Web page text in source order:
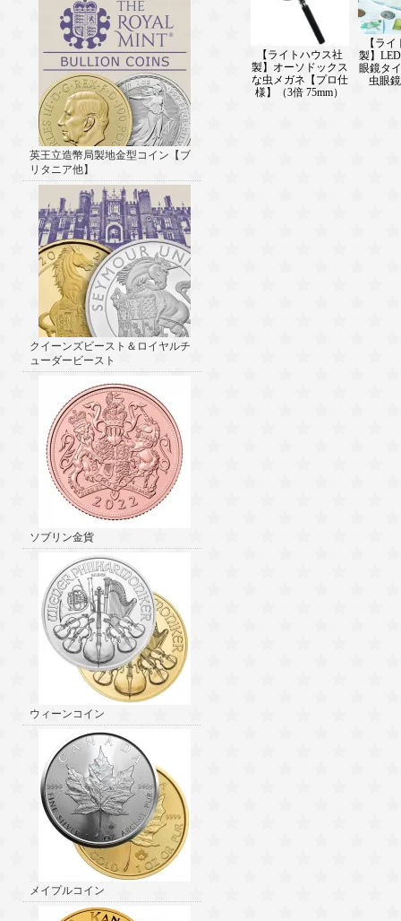
英王立造幣局製地金型コイン【ブ
リタニア他】
クイーンズビースト＆ロイヤルチ
ューダービースト
ソブリン金貨
ウィーンコイン
メイプルコイン
【ライトハウス社
製】オーソドックス
な虫メガネ【プロ仕
様】（3倍 75mm）
【ラ
製】
眼鏡タ
虫眼